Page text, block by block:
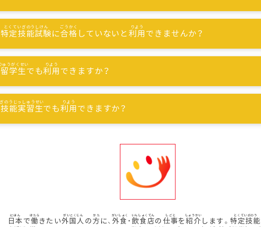
特定技能試験に合格 していないと利用できませんか？
留学生でも利用できますか？
技能実習生でも利用できますか？
日本で働きたい外国人 の方に、 外食 ・ 飲食店の 仕事を紹介 します。 特定技能